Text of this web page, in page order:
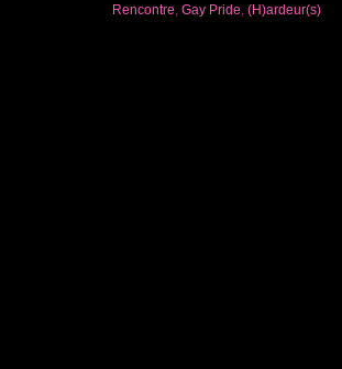
Rencontre Gay Pride (H)ardeur(s)